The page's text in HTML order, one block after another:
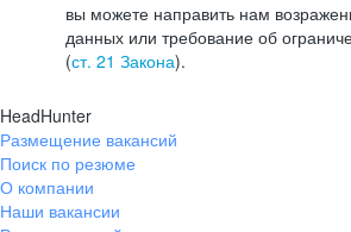
вы можете направить нам
данных или требование об
(ст. 21 Закона).
HeadHunter
Размещение вакансий
Поиск по резюме
О компании
Наши вакансии